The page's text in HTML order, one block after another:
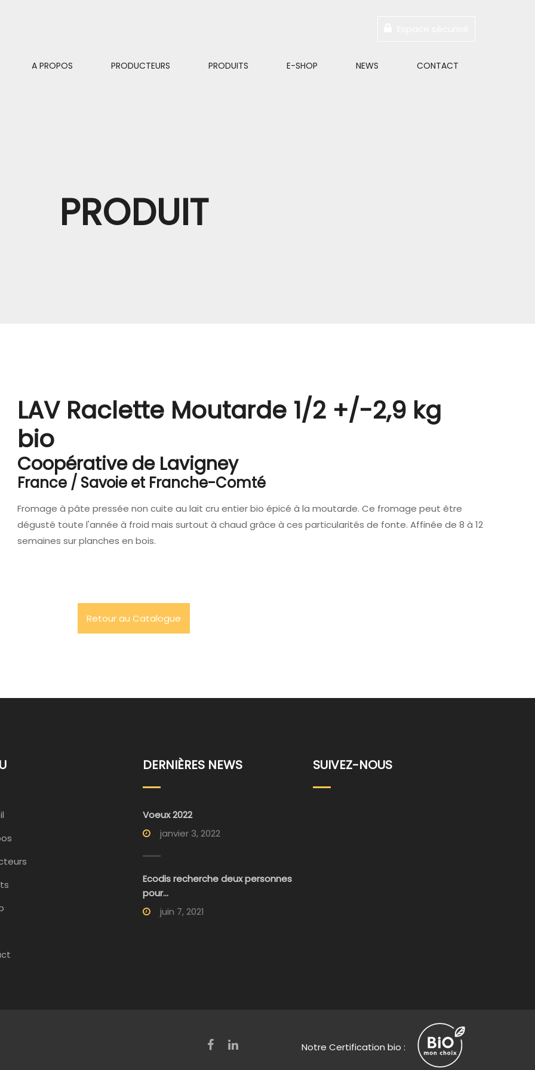
A PROPOS PRODUCTEURS PRODUITS E-SHOP NEWS CONTACT
PRODUIT
LAV Raclette Moutarde 1/2 +/-2,9 kg
bio
Coopérative de Lavigney
France / Savoie et Franche-Comté
Fromage à pâte pressée non cuite au lait cru entier bio épicé à la moutarde. Ce fromage peut être
dégusté toute l'année à froid mais surtout à chaud grâce à ces particularités de fonte. Affinée de 8 à 12
semaines sur planches en bois.
Retour au Catalogue
DERNIÈRES NEWS
Voeux 2022
janvier 3, 2022
Ecodis recherche deux personnes
pour...
juin 7, 2021
SUIVEZ-NOUS
Notre Certification bio :